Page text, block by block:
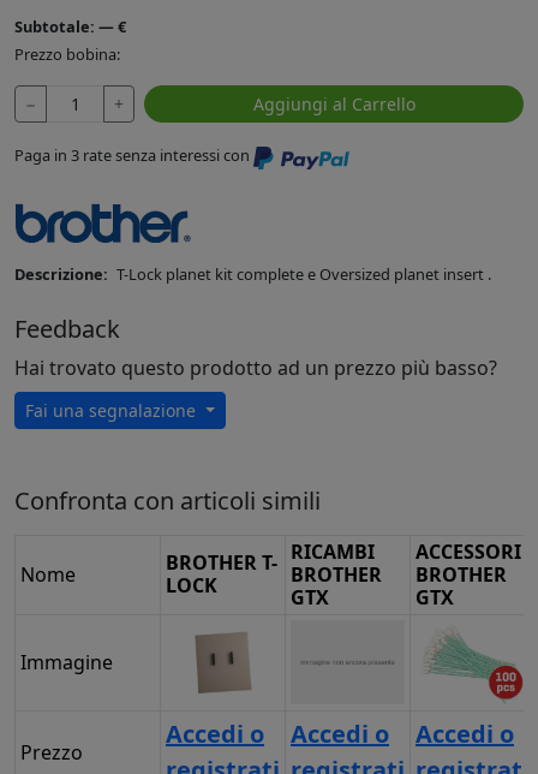
Subtotale: —€
Prezzo bobina:
− + Aggiungi al Carrello
Paga in 3 rate senza interessi con
Descrizione: T-Lock planet kit complete e Oversized planet insert .
Feedback
Hai trovato questo prodotto ad un prezzo più basso?
Fai una segnalazione
Confronta con articoli simili
Nome
BROTHER T-
LOCK
RICAMBI
BROTHER
GTX
ACCESSORI
BROTHER
GTX
Immagine
Prezzo
Accedi o
Accedi o
Accedi o